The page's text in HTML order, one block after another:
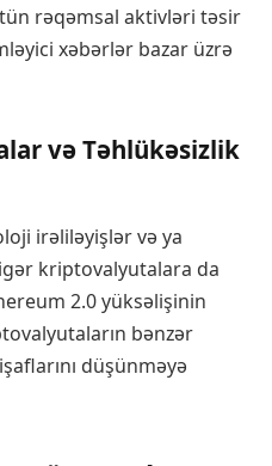
rəqəmsal aktivləri təsir
xəbərlər bazar üzrə
və Təhlükəsizlik
irəliləyişlər və ya
kriptovalyutalara da
2.0 yüksəlişinin
bənzər
düşünməyə